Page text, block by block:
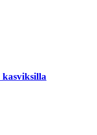
kasviksilla